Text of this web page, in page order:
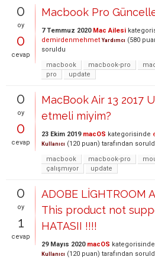
0
oy
0
cevap
Macbook Pro
7 Temmuz 2020 Mac Ailesi
demirdenmehmet Yardımcı (580
soruldu
macbook
macbook-pro
pro
update
0
oy
0
cevap
MacBook Air 13 2017
etmeli miyim?
23 Ekim 2019 macOS kategorisinde
Kullanıcı (120 puan) tarafından
macbook
macbook-pro
çalışmıyor
update
0
oy
1
cevap
ADOBE LİGHTROOM
This product not
HATASII !!!!
29 Mayıs 2020 macOS kategorisinde
Kullanıcı (120 puan) tarafından